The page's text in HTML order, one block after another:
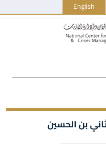
English
بن الحسين